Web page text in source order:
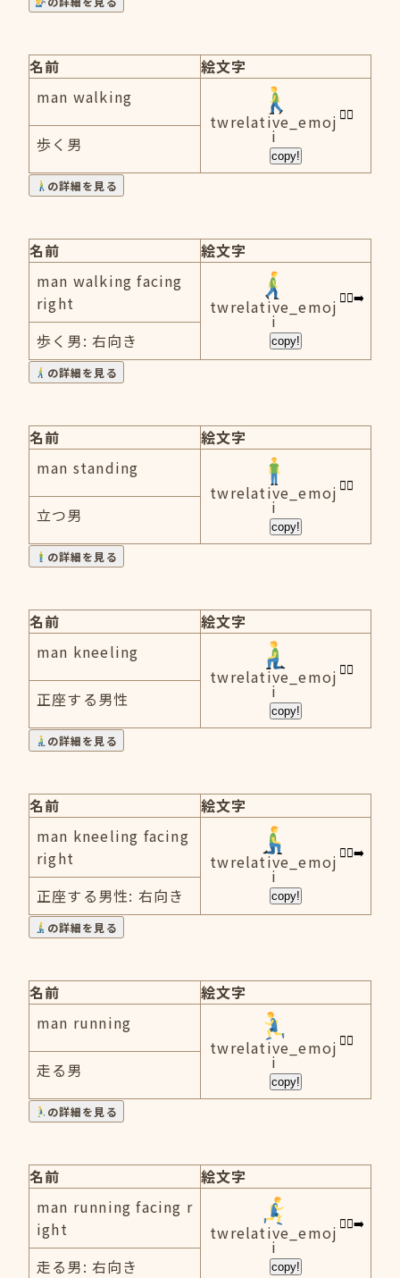
名前
絵文字
man walking
twrelative_emoj
i
copy!
歩く男
の詳細を見る
名前
絵文字
man walking facing
right
twrelative_emoj
i
copy!
歩く男: 右向き
の詳細を見る
名前
絵文字
man standing
twrelative_emoj
i
copy!
立つ男
の詳細を見る
名前
絵文字
man kneeling
twrelative_emoj
i
copy!
正座する男性
の詳細を見る
名前
絵文字
man kneeling facing
right
twrelative_emoj
i
copy!
正座する男性: 右向き
の詳細を見る
名前
絵文字
man running
twrelative_emoj
i
copy!
走る男
の詳細を見る
名前
絵文字
man running facing r
ight
twrelative_emoj
i
copy!
走る男: 右向き